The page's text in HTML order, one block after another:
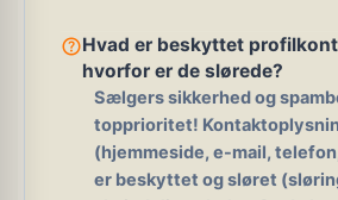
help_outlineHvad er beskyttet
hvorfor er de slørede?
Sælgers sikkerhed og
topprioritet!
(hjemmeside, e-mail,
er beskyttet og sløret